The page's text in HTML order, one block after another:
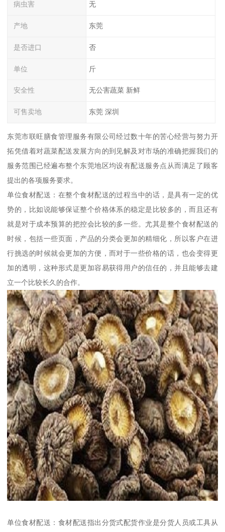
病虫害 无
产地 东莞
是否进口 否
单位 斤
安全性 无公害蔬菜 新鲜
可售卖地 东莞 深圳
东莞市联旺膳食管理服务有限公司经过数十年的苦心经营与努力开
拓凭借着对蔬菜配送发展方向的到见解及对市场的准确把握我们的
服务范围已经遍布整个东莞地区均设有配送服务点从而满足了顾客
提出的各项服务要求。
单位食材配送：在整个食材配送的过程当中的话，是具有一定的优
势的，比如说能够保证整个价格体系的稳定是比较多的，而且还有
就是对于成本预算的把控会比较的多一些。尤其是整个食材配送的
时候，包括一些页面，产品的分类会更加的精细化，所以客户在进
行挑选的时候就会更加的方便，而对于一些价格的话，也会变得更
加的透明，这种形式是更加容易获得用户的信任的，并且能够去建
立一个比较长久的合作。
单位食材配送：食材配送指出分货式配货作业是分货人员或工具从